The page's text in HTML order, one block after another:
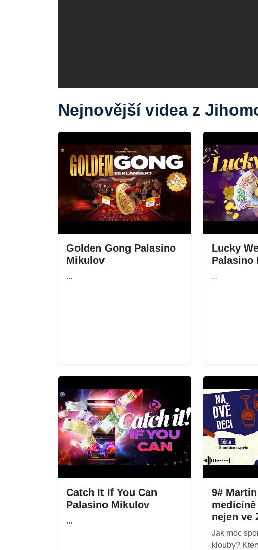
Nejnovější videa z
Golden Gong Palasino
Mikulov
...
Lucky
Palasino
...
Catch It If You Can
Palasino Mikulov
...
9#
nejen ve
Jak moc
klouby?